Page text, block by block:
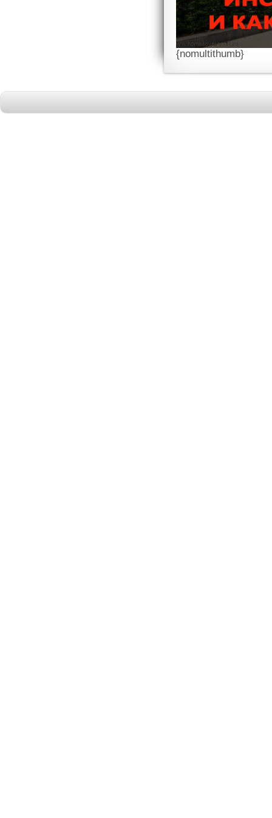
{nomultithumb}